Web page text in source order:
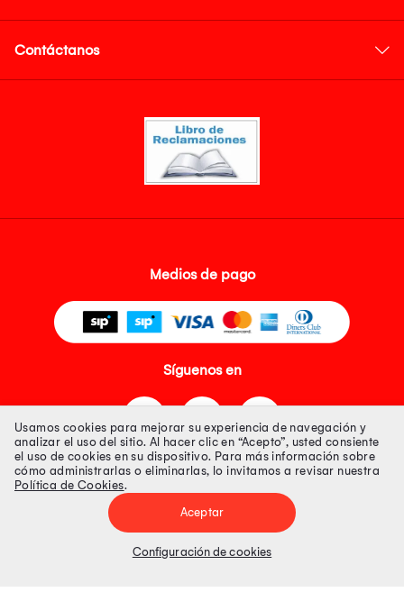
Contáctanos
Medios de pago
Síguenos en
Tienda 100% Segura
Tiendas Peruanas S.A. R.U.C. Nº 20493020618. Todos los derechos
Precios disponibles solo en www.oechsle.pe. Precios online publicados
Usamos cookies para mejorar su experiencia de navegación y
analizar el uso del sitio. Al hacer clic en “Acepto”, usted consiente
el uso de cookies en su dispositivo. Para más información sobre
cómo administrarlas o eliminarlas, lo invitamos a revisar nuestra
Política de Cookies.
Aceptar
Configuración de cookies